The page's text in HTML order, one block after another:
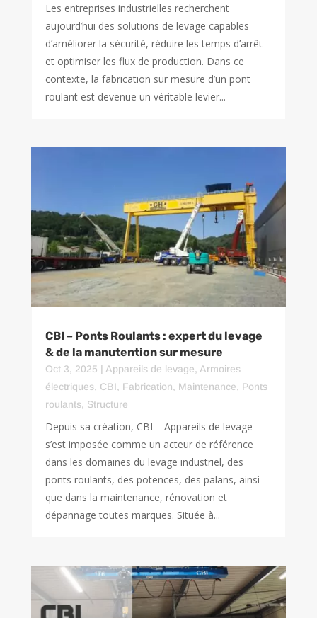
Les entreprises industrielles recherchent
aujourd’hui des solutions de levage capables
d’améliorer la sécurité, réduire les temps d’arrêt
et optimiser les flux de production. Dans ce
contexte, la fabrication sur mesure d’un pont
roulant est devenue un véritable levier...
CBI – Ponts Roulants : expert du levage
& de la manutention sur mesure
Oct 3, 2025 | Appareils de levage, Armoires
électriques, CBI, Fabrication, Maintenance, Ponts
roulants, Structure
Depuis sa création, CBI – Appareils de levage
s’est imposée comme un acteur de référence
dans les domaines du levage industriel, des
ponts roulants, des potences, des palans, ainsi
que dans la maintenance, rénovation et
dépannage toutes marques. Située à...